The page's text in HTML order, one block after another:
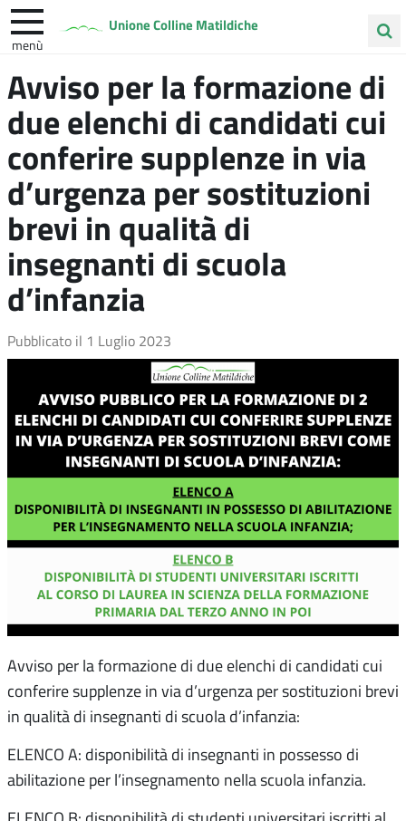
Unione Colline Matildiche
menù
nel
sito
Albinea Quattro Castella Vezzano sul Crostolo
Avviso per la formazione di
due elenchi di candidati cui
conferire supplenze in via
d’urgenza per sostituzioni
brevi in qualità di
insegnanti di scuola
d’infanzia
Pubblicato il 1 Luglio 2023
Avviso per la formazione di due elenchi di candidati cui
conferire supplenze in via d’urgenza per sostituzioni brevi
in qualità di insegnanti di scuola d’infanzia:
ELENCO A: disponibilità di insegnanti in possesso di
abilitazione per l’insegnamento nella scuola infanzia.